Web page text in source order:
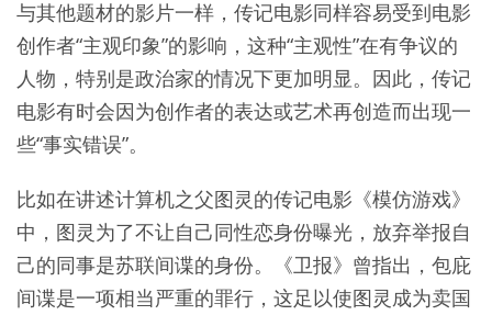
与其他题材的影片一样，传记电影同样容易受到电影
创作者“主观印象”的影响，这种“主观性”在有争议的
人物，特别是政治家的情况下更加明显。因此，传记
电影有时会因为创作者的表达或艺术再创造而出现一
些“事实错误”。
比如在讲述计算机之父图灵的传记电影《模仿游戏》
中，图灵为了不让自己同性恋身份曝光，放弃举报自
己的同事是苏联间谍的身份。《卫报》曾指出，包庇
间谍是一项相当严重的罪行，这足以使图灵成为卖国